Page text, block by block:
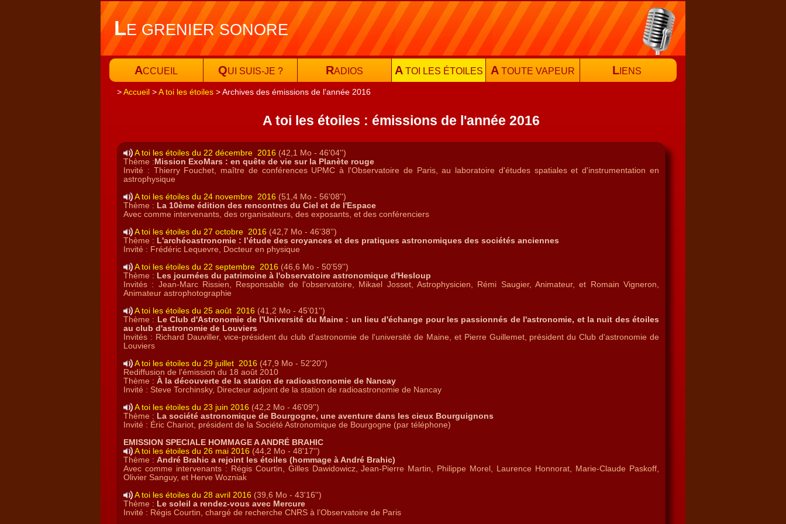
LE GRENIER SONORE
ACCUEIL QUI SUIS-JE ? RADIOS ATOI LES ÉTOILES A TOUTE VAPEUR LIENS
Accueil A toi les étoiles Archives des émissions de l'année 2016
A toi les étoiles : émissions de l'année 2016
A toi les étoiles du 22 décembre 2016 (42,1 Mo - 46'04'')
Thème : Mission ExoMars : en quête de vie sur la Planète rouge
Invité : Thierry Fouchet, maître de conférences UPMC à l'Observatoire de Paris, au laboratoire d'études spatiales et d'instrumentation en
astrophysique
A toi les étoiles du 24 novembre 2016 (51,4 Mo - 56'08'')
Thème : La 10ème édition des rencontres du Ciel et de l'Espace
Avec comme intervenants, des organisateurs, des exposants, et des conférenciers
A toi les étoiles du 27 octobre 2016 (42,7 Mo - 46'38'')
Thème : L'archéoastronomie : l’étude des croyances et des pratiques astronomiques des sociétés anciennes
Invité : Frédéric Lequevre, Docteur en physique
A toi les étoiles du 22 septembre 2016 (46,6 Mo - 50'59'')
Thème : Les journées du patrimoine à l'observatoire astronomique d'Hesloup
Invités : Jean-Marc Rissien, Responsable de l'observatoire, Mikael Josset, Astrophysicien, Rémi Saugier, Animateur, et Romain Vigneron,
Animateur astrophotographie
A toi les étoiles du 25 août 2016 (41,2 Mo - 45'01'')
Thème : Le Club d'Astronomie de l'Université du Maine : un lieu d'échange pour les passionnés de l'astronomie, et la nuit des étoiles
au club d'astronomie de Louviers
Invités : Richard Dauviller, vice-président du club d'astronomie de l'université de Maine, et Pierre Guillemet, président du Club d'astronomie de
Louviers
A toi les étoiles du 29 juillet 2016 (47,9 Mo - 52'20'')
Rediffusion de l'émission du 18 août 2010
Thème : À la découverte de la station de radioastronomie de Nancay
Invité : Steve Torchinsky, Directeur adjoint de la station de radioastronomie de Nancay
A toi les étoiles du 23 juin 2016 (42,2 Mo - 46'09'')
Thème : La société astronomique de Bourgogne, une aventure dans les cieux Bourguignons
Invité : Éric Chariot, président de la Société Astronomique de Bourgogne (par téléphone)
EMISSION SPECIALE HOMMAGE A ANDRÉ BRAHIC
A toi les étoiles du 26 mai 2016 (44,2 Mo - 48'17'')
Thème : André Brahic a rejoint les étoiles (hommage à André Brahic)
Avec comme intervenants : Régis Courtin, Gilles Dawidowicz, Jean-Pierre Martin, Philippe Morel, Laurence Honnorat, Marie-Claude Paskoff,
Olivier Sanguy, et Herve Wozniak
A toi les étoiles du 28 avril 2016 (39,6 Mo - 43'16'')
Thème : Le soleil a rendez-vous avec Mercure
Invité : Régis Courtin, chargé de recherche CNRS à l’Observatoire de Paris